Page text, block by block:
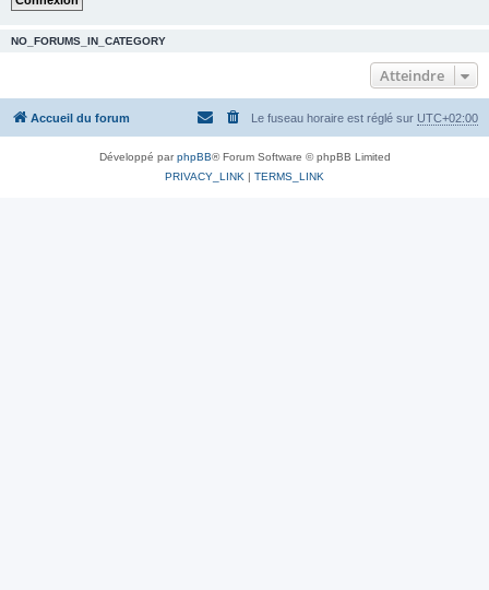
NO_FORUMS_IN_CATEGORY
Atteindre
Accueil du forum Le fuseau horaire est réglé sur UTC+02:00
Développé parphpBB® Forum Software © phpBB Limited
PRIVACY_LINK | TERMS_LINK